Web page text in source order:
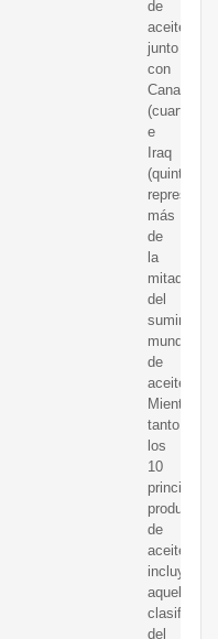
de
aceite,
junto
con
Canadá
(cuarto)
e
Iraq
(quinto),
más
de
la
mitad
del
suministro
mundial
de
aceite.
Mientras
tanto,
los
10
principales
de
aceite,
incluyendo
aquellos
del